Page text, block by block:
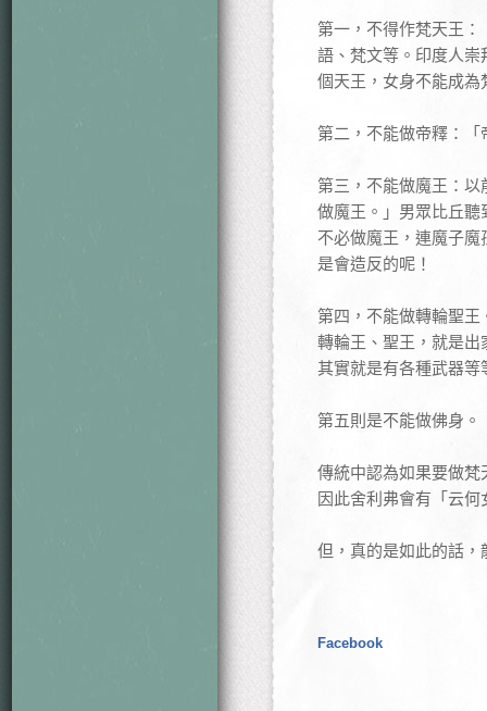
第一，不得作梵天王
語、梵文等。印度人
個天王，女身不能成為
第二，不能做帝釋：
第三，不能做魔王：
做魔王。」男眾比丘
不必做魔王，連魔子
是會造反的呢！
第四，不能做轉輪聖
轉輪王、聖王，就是
其實就是有各種武器
第五則是不能做佛身。
傳統中認為如果要做
因此舍利弗會有「云
但，真的是如此的話
Facebook